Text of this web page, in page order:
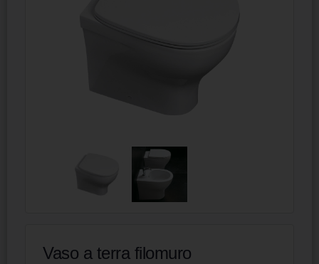
Vaso a terra filomuro